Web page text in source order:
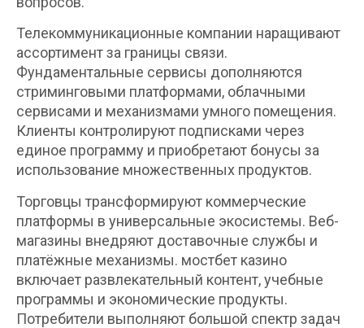
Телекоммуникационные компании наращивают
ассортимент за границы связи.
Фундаментальные сервисы дополняются
стриминговыми платформами, облачными
сервисами и механизмами умного помещения.
Клиенты контролируют подписками через
единое программу и приобретают бонусы за
использование множественных продуктов.
Торговцы трансформируют коммерческие
платформы в универсальные экосистемы. Веб-
магазины внедряют доставочные службы и
платёжные механизмы. мостбет казино
включает развлекательный контент, учебные
программы и экономические продукты.
Потребители выполняют большой спектр задач